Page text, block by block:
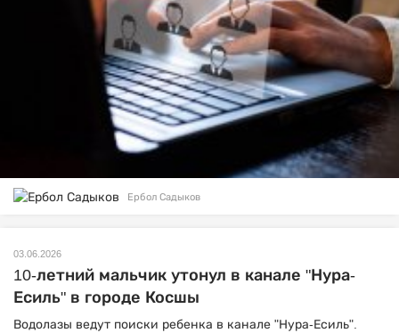
Ербол Садыков
03.06.2026
10-летний мальчик утонул в канале "Нура-
Есиль" в городе Косшы
Водолазы ведут поиски ребенка в канале "Нура-Есиль".